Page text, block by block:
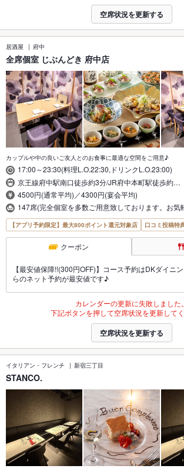
空席状況を更新する
居酒屋 府中
全席個室 じぶんどき 府中店
カップルや中の良いご友人とのお食事に最適な空間をご用意♪
17:00～23:30(料理L.O.22:30,ドリンクL.O.23:00)
京王線府中駅南口徒歩約3分/JR府中本町駅徒歩約…
4500円(通常平均)／4300円(宴会平均)
147席(完全個室を多数ご用意致しております。お気
【アプリ予約限定】最大800ポイント還元対象店 口コミ投稿特
クーポン
【最安値保障!!(300円OFF)】コース予約はDKダイニ
らのネット予約が最安値です♪
カレンダーの更新に失敗しました。
下記ボタンを押して空席状況を更新してく
空席状況を更新する
イタリアン・フレンチ 新宿三丁目
STANCO.